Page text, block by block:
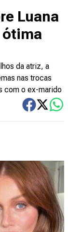
Luana
ótima
da atriz, a
nas trocas
com o ex-marido